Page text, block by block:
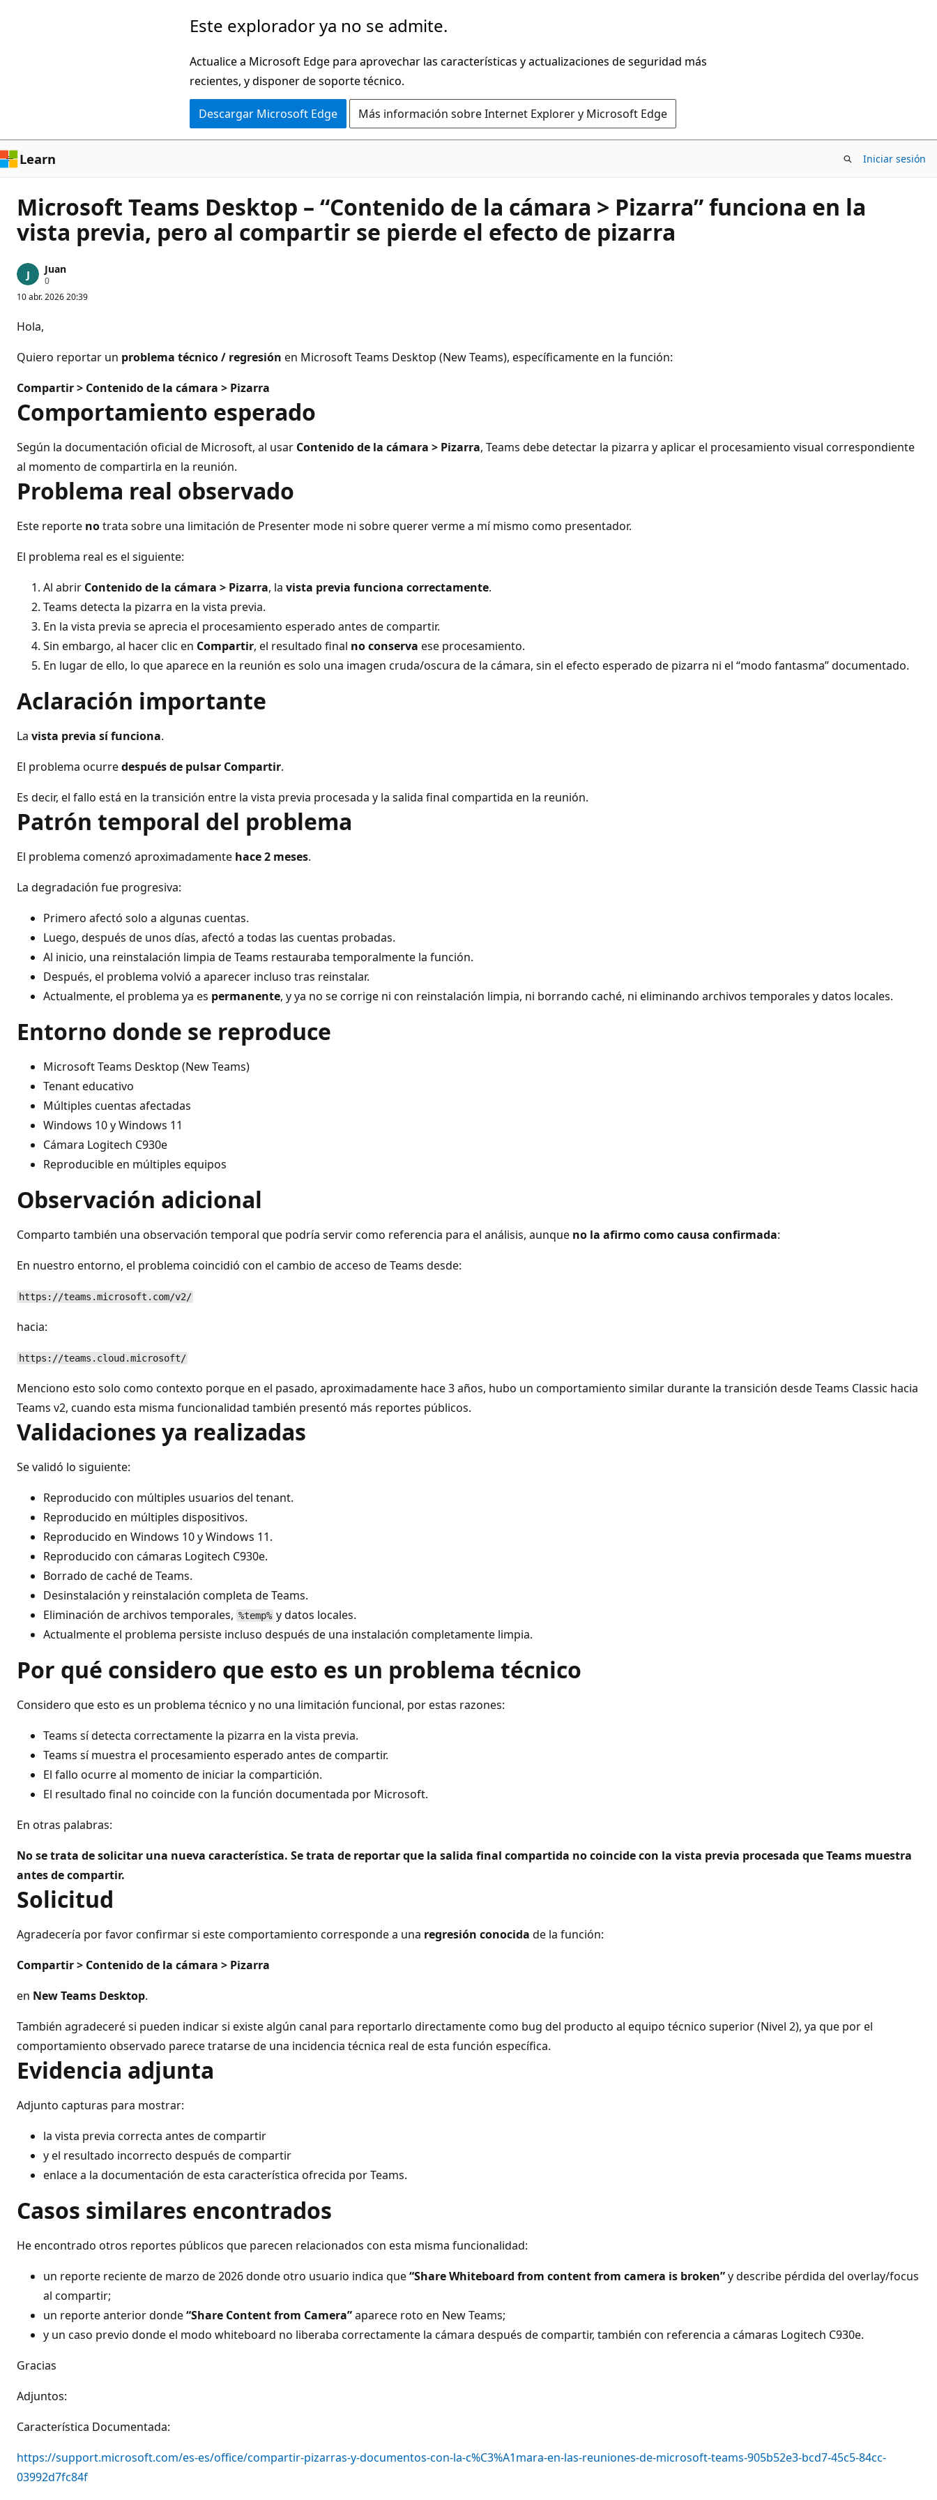
Este explorador ya no se admite.
Actualice a Microsoft Edge para aprovechar las características y actualizaciones de seguridad más
recientes, y disponer de soporte técnico.
Descargar Microsoft Edge Más información sobre Internet Explorer y Microsoft Edge
Learn Iniciar sesión
Microsoft Teams Desktop – “Contenido de la cámara > Pizarra” funciona en la
vista previa, pero al compartir se pierde el efecto de pizarra
Juan
0P
n
e
r
p
u
t
a
ó
10 abr. 2026 20:39
Hola,
Quiero reportar un problema técnico / regresión en Microsoft Teams Desktop (New Teams), específicamente en la función:
Compartir > Contenido de la cámara > Pizarra
Comportamiento esperado
Según la documentación oficial de Microsoft, al usar Contenido de la cámara > Pizarra, Teams debe detectar la pizarra y aplicar el procesamiento visual correspondiente
al momento de compartirla en la reunión.
Problema real observado
Este reporte notrata sobre una limitación de Presenter mode ni sobre querer verme a mí mismo como presentador.
El problema real es el siguiente:
Al abrir Contenido de la cámara > Pizarra, la vista previa funciona correctamente.
Teams detecta la pizarra en la vista previa.
En la vista previa se aprecia el procesamiento esperado antes de compartir.
Sin embargo, al hacer clic en Compartir, el resultado final no conserva ese procesamiento.
En lugar de ello, lo que aparece en la reunión es solo una imagen cruda/oscura de la cámara, sin el efecto esperado de pizarra ni el “modo fantasma” documentado.
Aclaración importante
La vista previa sí funciona.
El problema ocurredespués de pulsar Compartir.
Es decir, el fallo está en la transición entre la vista previa procesada y la salida final compartida en la reunión.
Patrón temporal del problema
El problema comenzó aproximadamente hace 2 meses.
La degradación fue progresiva:
Primero afectó solo a algunas cuentas.
Luego, después de unos días, afectó a todas las cuentas probadas.
Al inicio, una reinstalación limpia de Teams restauraba temporalmente la función.
Después, el problema volvió a aparecer incluso tras reinstalar.
Actualmente, el problema ya es permanente, y ya no se corrige ni con reinstalación limpia, ni borrando caché, ni eliminando archivos temporales y datos locales.
Entorno donde se reproduce
Microsoft Teams Desktop (New Teams)
Tenant educativo
Múltiples cuentas afectadas
Windows 10 y Windows 11
Cámara Logitech C930e
Reproducible en múltiples equipos
Observación adicional
Comparto también una observación temporal que podría servir como referencia para el análisis, aunque no la afirmo como causa confirmada:
En nuestro entorno, el problema coincidió con el cambio de acceso de Teams desde:
https://teams.microsoft.com/v2/
hacia:
https://teams.cloud.microsoft/
Menciono esto solo como contexto porque en el pasado, aproximadamente hace 3 años, hubo un comportamiento similar durante la transición desde Teams Classic hacia
Teams v2, cuando esta misma funcionalidad también presentó más reportes públicos.
Validaciones ya realizadas
Se validó lo siguiente:
Reproducido con múltiples usuarios del tenant.
Reproducido en múltiples dispositivos.
Reproducido en Windows 10 y Windows 11.
Reproducido con cámaras Logitech C930e.
Borrado de caché de Teams.
Desinstalación y reinstalación completa de Teams.
Eliminación de archivos temporales, %temp% y datos locales.
Actualmente el problema persiste incluso después de una instalación completamente limpia.
Por qué considero que esto es un problema técnico
Considero que esto es un problema técnico y no una limitación funcional, por estas razones:
Teams sí detecta correctamente la pizarra en la vista previa.
Teams sí muestra el procesamiento esperado antes de compartir.
El fallo ocurre al momento de iniciar la compartición.
El resultado final no coincide con la función documentada por Microsoft.
En otras palabras:
No se trata de solicitar una nueva característica. Se trata de reportar que la salida final compartida no coincide con la vista previa procesada que Teams muestra
antes de compartir.
Solicitud
Agradecería por favor confirmar si este comportamiento corresponde a una regresión conocida de la función:
Compartir > Contenido de la cámara > Pizarra
en New Teams Desktop.
También agradeceré si pueden indicar si existe algún canal para reportarlo directamente como bug del producto al equipo técnico superior (Nivel 2), ya que por el
comportamiento observado parece tratarse de una incidencia técnica real de esta función específica.
Evidencia adjunta
Adjunto capturas para mostrar:
la vista previa correcta antes de compartir
y el resultado incorrecto después de compartir
enlace a la documentación de esta característica ofrecida por Teams.
Casos similares encontrados
He encontrado otros reportes públicos que parecen relacionados con esta misma funcionalidad:
un reporte reciente de marzo de 2026 donde otro usuario indica que“Share Whiteboard from content from camera is broken”y describe pérdida del overlay/focus
al compartir;
un reporte anterior donde“Share Content from Camera”aparece roto en New Teams;
y un caso previo donde el modo whiteboard no liberaba correctamente la cámara después de compartir, también con referencia a cámaras Logitech C930e.
Gracias
Adjuntos:
Característica Documentada:
https://support.microsoft.com/es-es/office/compartir-pizarras-y-documentos-con-la-c%C3%A1mara-en-las-reuniones-de-microsoft-teams-905b52e3-bcd7-45c5-84cc-
03992d7fc84f